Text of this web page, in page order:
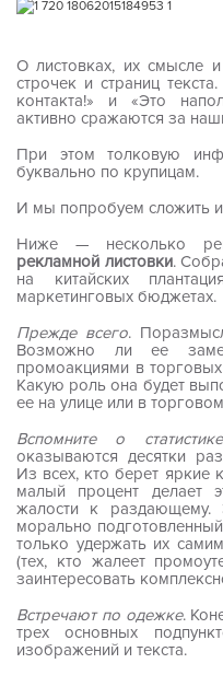
О листовках, их смысле
строчек и страниц
контакта!» и «Это
активно сражаются за
При этом толковую
буквально по крупицам.
И мы попробуем сложить
Ниже — несколько
рекламной листовки.
на китайских
маркетинговых бюджетах.
Прежде всего.
Возможно ли ее
промоакциями в
Какую роль она будет
ее на улице или в
Вспомните о статистике
оказываются десятки
Из всех, кто берет яркие
малый процент делает
жалости к
морально
только удержать их
(тех, кто жалеет
заинтересовать
Встречают по одежке.
трех основных
изображений и текста.